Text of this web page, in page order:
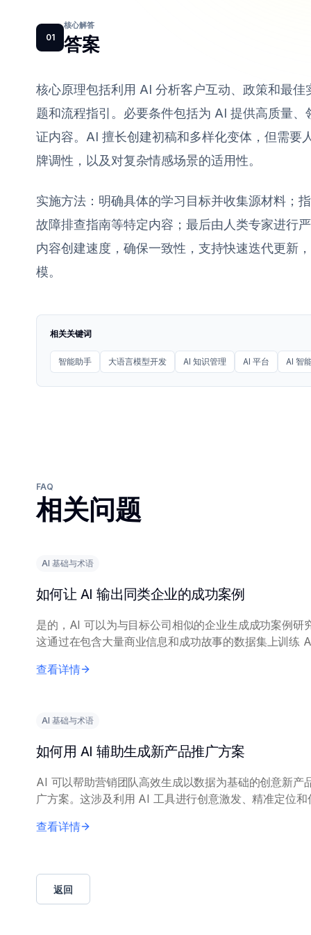
01
核心解答
答案
核心原理包括利用 AI 分析客户互动、政策和最
题和流程指引。必要条件包括为 AI 提供高质量
证内容。AI 擅长创建初稿和多样化变体，但需要
牌调性，以及对复杂情感场景的适用性。
实施方法：明确具体的学习目标并收集源材料；
故障排查指南等特定内容；最后由人类专家进行
内容创建速度，确保一致性，支持快速迭代更新
模。
相关关键词
智能助手 大语言模型开发 AI 知识管理 AI 平台 AI 智
FAQ
相关问题
AI 基础与术语
如何让 AI 输出同类企业的成功案例
是的，AI 可以为与目标公司相似的企业生成成功案例研
这通过在包含大量商业信息和成功故事的数据集上训练
精确的查询内容，包括具体...
查看详情
AI 基础与术语
如何用 AI 辅助生成新产品推广方案
AI 可以帮助营销团队高效生成以数据为基础的创意新产
广方案。这涉及利用 AI 工具进行创意激发、精准定位和
模型，以生成相关洞察。营...
查看详情
返回